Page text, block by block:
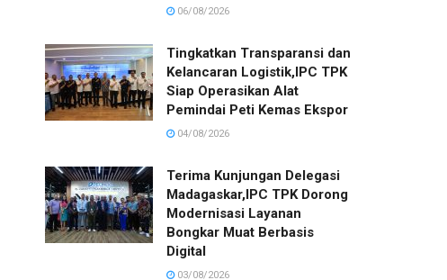
06/08/2026
Tingkatkan Transparansi dan
Kelancaran Logistik,IPC TPK
Siap Operasikan Alat
Pemindai Peti Kemas Ekspor
04/08/2026
Terima Kunjungan Delegasi
Madagaskar,IPC TPK Dorong
Modernisasi Layanan
Bongkar Muat Berbasis
Digital
03/08/2026